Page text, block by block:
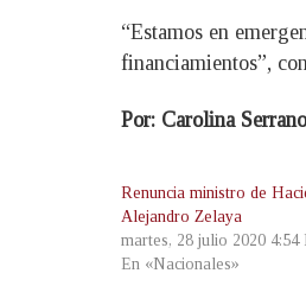
“Estamos en
financiamientos”,
Por: Carolina Serrano
Renuncia ministro de
Alejandro Zelaya
martes, 28 julio 2020 4:54
En «Nacionales»